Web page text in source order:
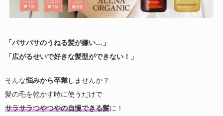
「パサパサのうねる髪が嫌い…」
「広がるせいで好きな髪型ができない！」
そんな悩みから卒業しませんか？
髪の毛を乾かす時に使うだけで
サラサラつやつやの自慢できる髪に！